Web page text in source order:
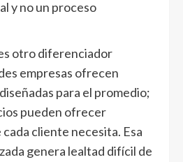
y no un proceso
otro diferenciador
empresas ofrecen
para el promedio;
pueden ofrecer
cliente necesita. Esa
genera lealtad difícil de